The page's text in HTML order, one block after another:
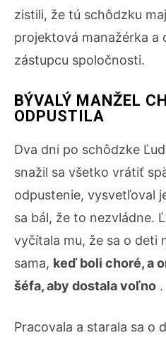
zistili, že tú schôdzku
projektová manažérka a
zástupcu spoločnosti.
BÝVALÝ MANŽEL
ODPUSTILA
Dva dni po schôdzke
snažil sa všetko vrátiť
odpustenie, vysvetľoval
sa bál, že to nezvládne.
vyčítala mu, že sa o deti
sama, keď boli choré, a
šéfa, aby dostala voľno .
Pracovala a starala sa o